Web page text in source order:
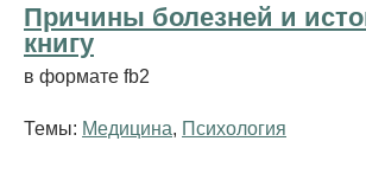
Причины болезней и
книгу
в формате fb2
Темы: Медицина Психология